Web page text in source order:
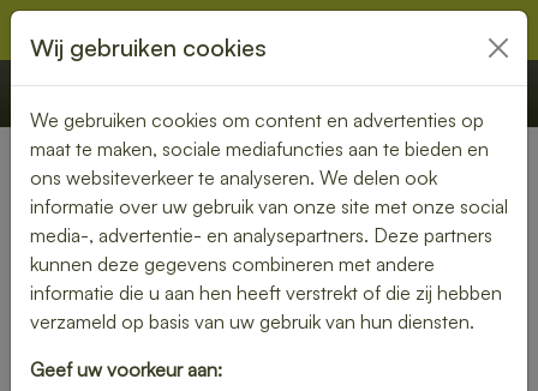
€ 0,00 Offerte Bestellen
Nederland» Neerlangel
Lunch bezorgen in Neerlangel
– smaakvol en gemakkelijk
in Neerlangel en geniet van verse gerechten op jouw
Wij gebruiken cookies
We gebruiken cookies om content en advertenties op
maat te maken, sociale mediafuncties aan te bieden en
ons websiteverkeer te analyseren. We delen ook
informatie over uw gebruik van onze site met onze social
media-, advertentie- en analysepartners. Deze partners
kunnen deze gegevens combineren met andere
informatie die u aan hen heeft verstrekt of die zij hebben
verzameld op basis van uw gebruik van hun diensten.
Geef uw voorkeur aan: